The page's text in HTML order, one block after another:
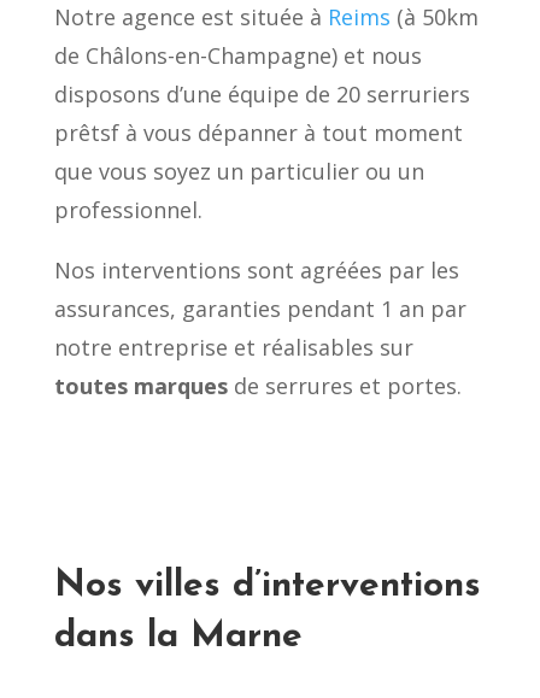
Notre agence est située à Reims (à 50km
de Châlons-en-Champagne) et nous
disposons d’une équipe de 20 serruriers
prêtsf à vous dépanner à tout moment
que vous soyez un particulier ou un
professionnel.
Nos interventions sont agréées par les
assurances, garanties pendant 1 an par
notre entreprise et réalisables sur
toutes marques de serrures et portes.
Nos villes d’interventions
dans la Marne